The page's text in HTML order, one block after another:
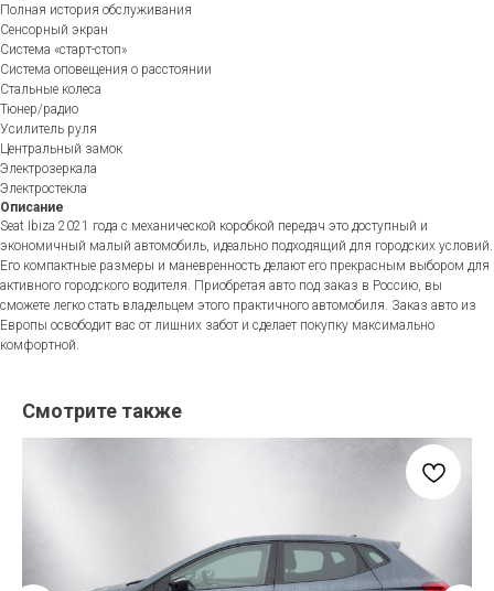
Полная история обслуживания
Сенсорный экран
Система «старт-стоп»
Система оповещения о расстоянии
Стальные колеса
Тюнер/радио
Усилитель руля
Центральный замок
Электрозеркала
Электростекла
Описание
Seat Ibiza 2021 года с механической коробкой передач это доступный и
экономичный малый автомобиль, идеально подходящий для городских условий.
Его компактные размеры и маневренность делают его прекрасным выбором для
активного городского водителя. Приобретая авто под заказ в Россию, вы
сможете легко стать владельцем этого практичного автомобиля. Заказ авто из
Европы освободит вас от лишних забот и сделает покупку максимально
комфортной.
Смотрите также